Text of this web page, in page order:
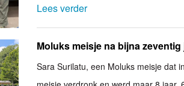
Lees verder
Moluks meisje na bijna
Sara Surilatu, een Moluks meisje dat